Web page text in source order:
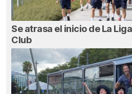
Se atrasa el inicio de La
Club